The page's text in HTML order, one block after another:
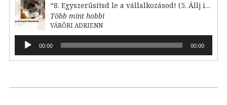
“8. Egyszerűsítsd le a vállalkozásod! (5. Állj irányba)”
Több mint hobbi
VÁRŐRI ADRIENN
Audió
lejátszó00:00 00:00